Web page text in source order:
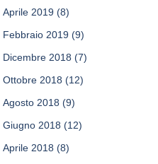
Aprile 2019 (8)
Febbraio 2019 (9)
Dicembre 2018 (7)
Ottobre 2018 (12)
Agosto 2018 (9)
Giugno 2018 (12)
Aprile 2018 (8)